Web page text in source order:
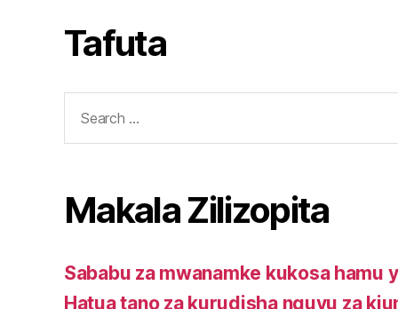
mimea.
Tafuta
for:
Makala Zilizopita
Sababu za mwanamke kukosa hamu
Hatua tano za kurudisha nguvu za